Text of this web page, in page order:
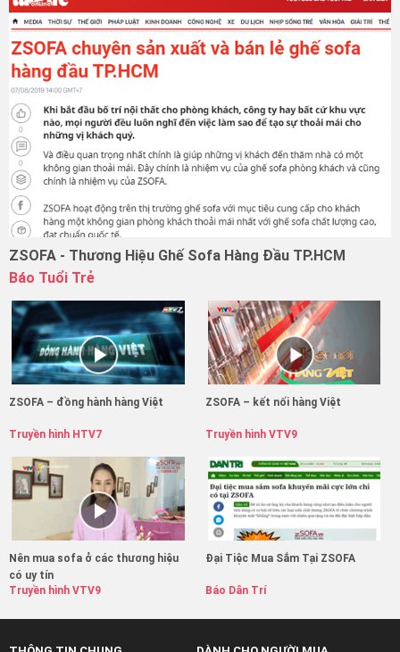
ZSOFA - Thương Hiệu Ghế Sofa Hàng Đầu TP.HCM
Báo Tuổi Trẻ
ZSOFA – đồng hành hàng Việt
Truyền hình HTV7
ZSOFA – kết nối hàng Việt
Truyền hình VTV9
Nên mua sofa ở các thương hiệu
có uy tín
Truyền hình VTV9
Đại Tiệc Mua Sắm Tại ZSOFA
Báo Dân Trí